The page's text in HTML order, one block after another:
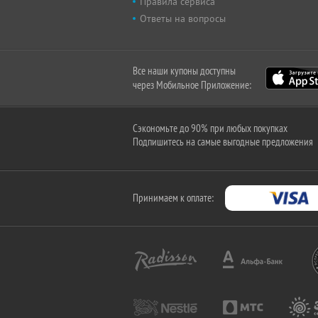
Ответы на вопросы
Все наши купоны доступны
через Мобильное Приложение:
Сэкономьте до 90% при любых покупках
Подпишитесь на самые выгодные предложения
Принимаем к оплате: